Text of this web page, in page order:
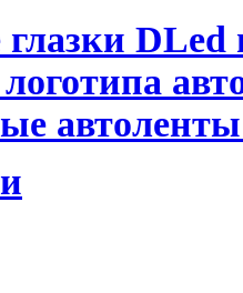
DLed